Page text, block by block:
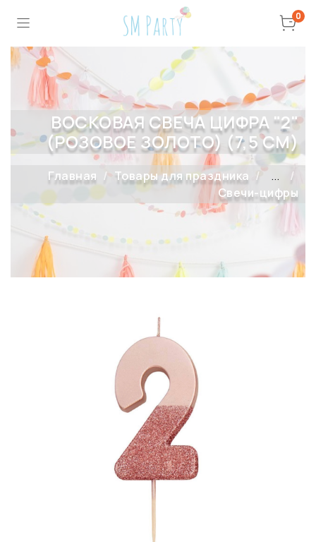
0
ВОСКОВАЯ СВЕЧА ЦИФРА "2"
(РОЗОВОЕ ЗОЛОТО) (7,5 СМ)
Главная Товары для праздника
...
Свечи-цифры